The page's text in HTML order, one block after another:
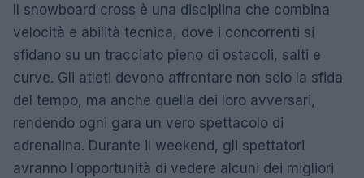
Il snowboard cross è una disciplina che combina
velocità e abilità tecnica, dove i concorrenti si
sfidano su un tracciato pieno di ostacoli, salti e
curve. Gli atleti devono affrontare non solo la sfida
del tempo, ma anche quella dei loro avversari,
rendendo ogni gara un vero spettacolo di
adrenalina. Durante il weekend, gli spettatori
avranno l’opportunità di vedere alcuni dei migliori